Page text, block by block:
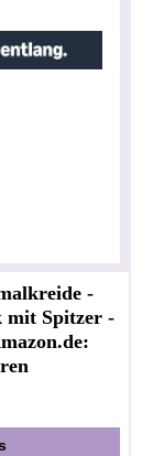
-
mit Spitzer -